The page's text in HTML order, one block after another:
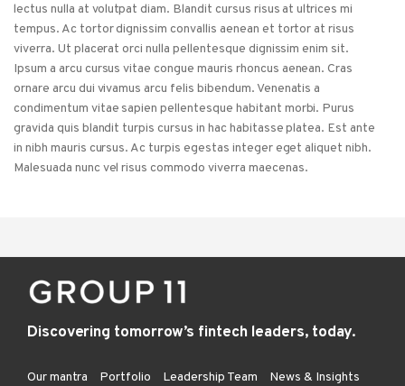
lectus nulla at volutpat diam. Blandit cursus risus at ultrices mi
tempus. Ac tortor dignissim convallis aenean et tortor at risus
viverra. Ut placerat orci nulla pellentesque dignissim enim sit.
Ipsum a arcu cursus vitae congue mauris rhoncus aenean. Cras
ornare arcu dui vivamus arcu felis bibendum. Venenatis a
condimentum vitae sapien pellentesque habitant morbi. Purus
gravida quis blandit turpis cursus in hac habitasse platea. Est ante
in nibh mauris cursus. Ac turpis egestas integer eget aliquet nibh.
Malesuada nunc vel risus commodo viverra maecenas.
Discovering tomorrow’s fintech leaders, today.
Our mantra Portfolio Leadership Team
News & Insights